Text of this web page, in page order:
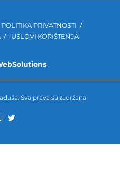
POLITIKA PRIVATNOSTI
USLOVI KORIŠTENJA
Sva prava su zadržana